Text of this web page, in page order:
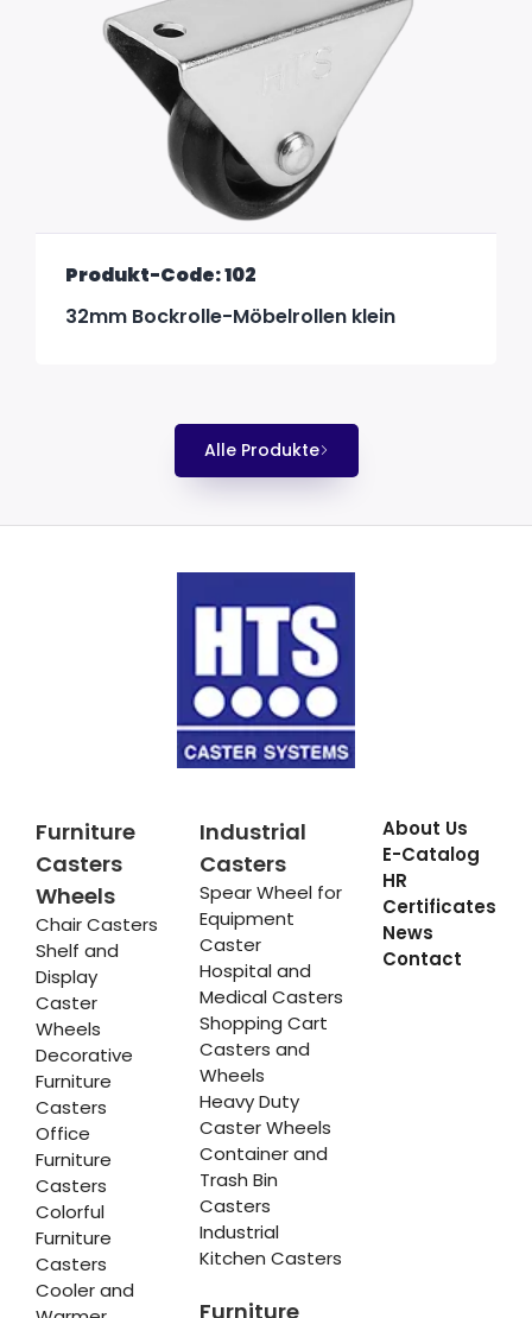
Produkt-Code: 102
32mm Bockrolle-Möbelrollen klein
Alle Produkte
Furniture
Casters
Wheels
Chair Casters
Shelf and
Display
Caster
Wheels
Decorative
Furniture
Casters
Office
Furniture
Casters
Colorful
Furniture
Casters
Cooler and
Industrial
Casters
Spear Wheel for
Equipment
Caster
Hospital and
Medical Casters
Shopping Cart
Casters and
Wheels
Heavy Duty
Caster Wheels
Container and
Trash Bin
Casters
Industrial
Kitchen Casters
Furniture
About Us
E-Catalog
HR
Certificates
News
Contact